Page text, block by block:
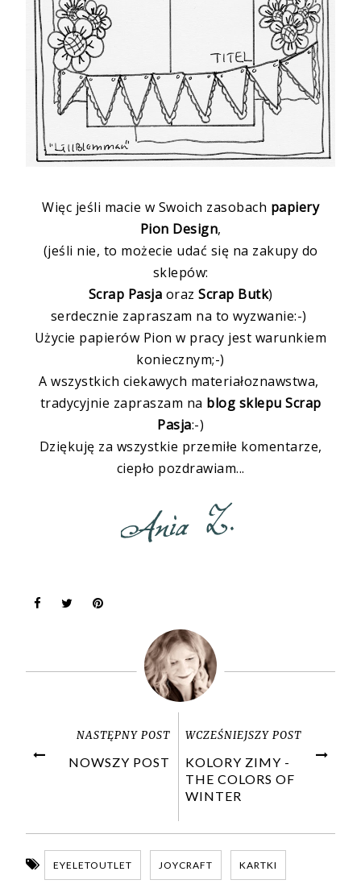
Więc jeśli macie w Swoich zasobach papiery
Pion Design,
(jeśli nie, to możecie udać się na zakupy do
sklepów:
Scrap Pasja oraz Scrap Butk)
serdecznie zapraszam na to wyzwanie:-)
Użycie papierów Pion w pracy jest warunkiem
koniecznym;-)
A wszystkich ciekawych materiałoznawstwa,
tradycyjnie zapraszam na blog sklepu Scrap
Pasja:-)
Dziękuję za wszystkie przemiłe komentarze,
ciepło pozdrawiam...
NASTĘPNY POST
NOWSZY POST
WCZEŚNIEJSZY POST
KOLORY ZIMY -
THE COLORS OF
WINTER
EYELETOUTLET JOYCRAFT KARTKI